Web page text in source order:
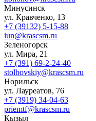
Минусинск
ул. Кравченко, 13
+7 (39132) 5-15-88
iun@krascsm.ru
Зеленогорск
ул. Мира, 21
+7 (391) 69-2-24-40
stolbovskiy@krascsm.ru
Норильск
ул. Лауреатов, 76
+7 (3919) 34-04-63
priemtf@krascsm.ru
Кызыл